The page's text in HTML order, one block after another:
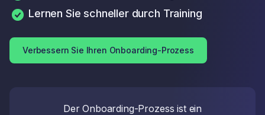
Lernen Sie schneller durch Training
Verbessern Sie Ihren Onboarding-Prozess
Der Onboarding-Prozess ist ein